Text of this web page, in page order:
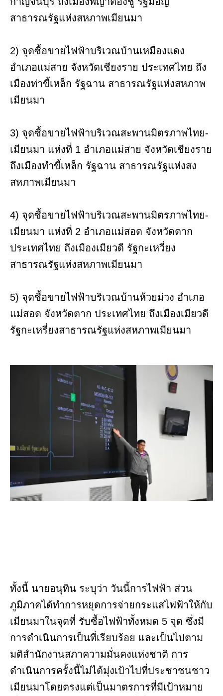
สาธารณรัฐแห่งสหภาพเมียนมา
2) จุดซื้อขายไฟฟ้าบริเวณบ้านเหมืองแดง
อำเภอแม่สาย จังหวัดเชียงราย ประเทศไทย ถึง
เมืองท่าขี้เหล็ก รัฐฉาน สาธารณรัฐแห่งสหภาพ
เมียนมา
3) จุดซื้อขายไฟฟ้าบริเวณสะพานมิตรภาพไทย-
เมียนมา แห่งที่ 1 อำเภอแม่สาย จังหวัดเชียงราย
ถึงเมืองทำขี้เหล็ก รัฐฉาน สาธารณรัฐแห่งสง
สหภาพเมียนมา
4) จุดซื้อขายไฟฟ้าบริเวณสะพานมิตรภาพไทย-
เมียนมา แห่งที่ 2 อำเภอแม่สอด จังหวัดตาก
ประเทศไทย ถึงเมืองเมียวดี รัฐกะเหวี่ยง
สาธารณรัฐแห่งสหภาพเมียนมา
5) จุดซื้อขายไฟฟ้าบริเวณบ้านห้วยม่วง อำเภอ
แม่สอด จังหวัดตาก ประเทศไทย ถึงเมืองเมียวดี
รัฐกะเหรี่ยงสาธารณรัฐแห่งสหภาพเมียนมา
ทั้งนี้ นายอนุทิน ระบุว่า วันนี้การไฟฟ้า ส่วน
ภูมิภาคได้ทำการหยุดการจ่ายกระแสไฟฟ้าให้กับ
เมียนมาในจุดที่ รับซื้อไฟฟ้าทั้งหมด 5 จุด ซึ่งมี
การดำเนินการเป็นที่เรียบร้อย และเป็นไปตาม
มติสำนักงานสภาความมั่นคงแห่งชาติ การ
ดำเนินการครั้งนี้ไม่ได้มุ่งเป้าไปที่ประชาชนชาว
เมียนมาโดยตรงแต่เป็นมาตรการที่มีเป้าหมาย